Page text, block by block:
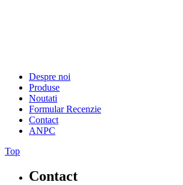
Despre noi
Produse
Noutati
Formular Recenzie
Contact
ANPC
Top
Contact